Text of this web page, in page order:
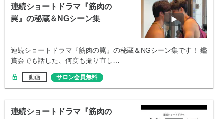
連続ショートドラマ『筋肉の
罠』の秘蔵＆NGシーン集
連続ショートドラマ『筋肉の罠』の秘蔵＆NGシーン集です！ 鑑
賞会でも話した、何度も撮り直し…
動画 サロン会員無料
連続ショートドラマ『筋肉の